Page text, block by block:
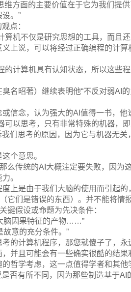
维方面的主要价值在于它为我们提
。”
点：
算机不仅是研究思想的工具，而且
上说，可以将经过正确编程的计算
的计算机具有认知状态，所以这些
名昭著）继续表明他“不反对弱AI
信念，认为强大的AI值得一书，他
可以思考，只有非常特殊的机器，
们思考的原因，因为它与机器无
个意思。
么传统的AI大概注定要失败，因为
。
上是由于我们大脑的使用而引起
它们是错误的东西）。并不能将情
键假设或命题为先决条件：
脑因果特征的产物……”
故意的充分条件。”
的计算机程序，那您就傻子了，
并且可能会有一些确实很酷的结果
哲学考虑，这一点值得学者和其他
否有所不同，因为那些制造基于